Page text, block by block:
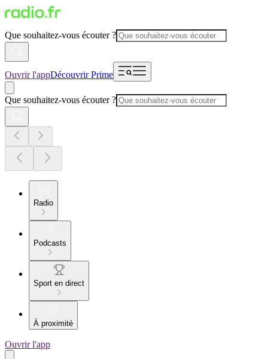
Que souhaitez-vous écouter ?
Ouvrir l'appDécouvrir Prime
Que souhaitez-vous écouter ?
Radio
Podcasts
Sport en direct
À proximité
Ouvrir l'app